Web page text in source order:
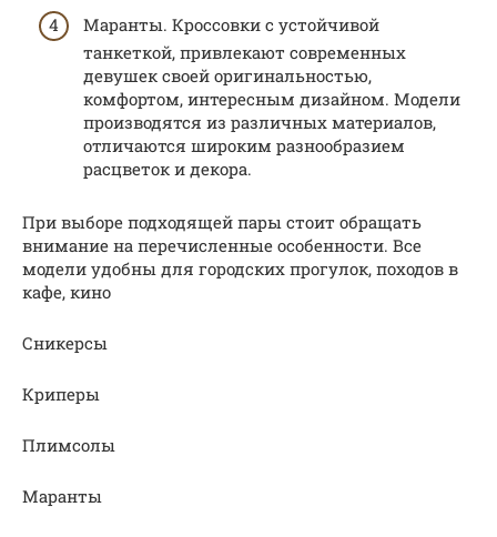
Маранты. Кроссовки с устойчивой
танкеткой, привлекают современных
девушек своей оригинальностью,
комфортом, интересным дизайном. Модели
производятся из различных материалов,
отличаются широким разнообразием
расцветок и декора.
При выборе подходящей пары стоит обращать
внимание на перечисленные особенности. Все
модели удобны для городских прогулок, походов в
кафе, кино
Сникерсы
Криперы
Плимсолы
Маранты